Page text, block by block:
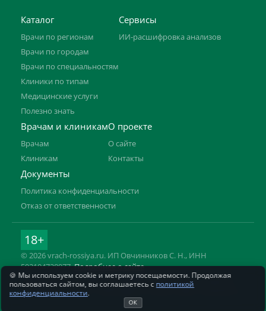
Каталог
Врачи по регионам
Врачи по городам
Врачи по специальностям
Клиники по типам
Медицинские услуги
Полезно знать
Сервисы
ИИ-расшифровка анализов
Врачам и клиникам
Врачам
Клиникам
О проекте
О сайте
Контакты
Документы
Политика конфиденциальности
Отказ от ответственности
18+
© 2026 vrach-rossiya.ru. ИП Овчинников С. Н., ИНН
592104728977.Подробнее о сайте
Информация на сайте не заменяет приём врача. Имеются
противопоказания, необходима консультация специалиста.
🍪 Мы используем cookie и метрику посещаемости. Продолжая
пользоваться сайтом, вы соглашаетесь с политикой
конфиденциальности.
ОК